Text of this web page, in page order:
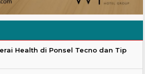
Health di Ponsel Tecno dan Tip